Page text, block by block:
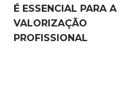
É ESSENCIAL PARA A
VALORIZAÇÃO
PROFISSIONAL